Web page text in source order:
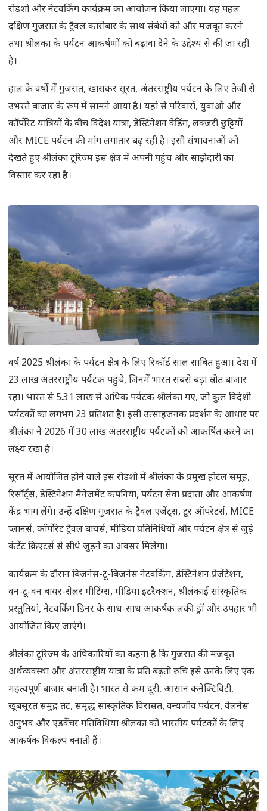
रोडशो और नेटवर्किंग कार्यक्रम का आयोजन किया जाएगा। यह पहल
दक्षिण गुजरात के ट्रैवल कारोबार के साथ संबंधों को और मजबूत करने
तथा श्रीलंका के पर्यटन आकर्षणों को बढ़ावा देने के उद्देश्य से की जा रही
है।
हाल के वर्षों में गुजरात, खासकर सूरत, अंतरराष्ट्रीय पर्यटन के लिए तेजी से
उभरते बाजार के रूप में सामने आया है। यहां से परिवारों, युवाओं और
कॉर्पोरेट यात्रियों के बीच विदेश यात्रा, डेस्टिनेशन वेडिंग, लक्जरी छुट्टियों
और MICE पर्यटन की मांग लगातार बढ़ रही है। इसी संभावनाओं को
देखते हुए श्रीलंका टूरिज्म इस क्षेत्र में अपनी पहुंच और साझेदारी का
विस्तार कर रहा है।
वर्ष 2025 श्रीलंका के पर्यटन क्षेत्र के लिए रिकॉर्ड साल साबित हुआ। देश में
23 लाख अंतरराष्ट्रीय पर्यटक पहुंचे, जिनमें भारत सबसे बड़ा स्रोत बाजार
रहा। भारत से 5.31 लाख से अधिक पर्यटक श्रीलंका गए, जो कुल विदेशी
पर्यटकों का लगभग 23 प्रतिशत है। इसी उत्साहजनक प्रदर्शन के आधार पर
श्रीलंका ने 2026 में 30 लाख अंतरराष्ट्रीय पर्यटकों को आकर्षित करने का
लक्ष्य रखा है।
सूरत में आयोजित होने वाले इस रोडशो में श्रीलंका के प्रमुख होटल समूह,
रिसॉर्ट्स, डेस्टिनेशन मैनेजमेंट कंपनियां, पर्यटन सेवा प्रदाता और आकर्षण
केंद्र भाग लेंगे। उन्हें दक्षिण गुजरात के ट्रैवल एजेंट्स, टूर ऑपरेटर्स, MICE
प्लानर्स, कॉर्पोरेट ट्रैवल बायर्स, मीडिया प्रतिनिधियों और पर्यटन क्षेत्र से जुड़े
कंटेंट क्रिएटर्स से सीधे जुड़ने का अवसर मिलेगा।
कार्यक्रम के दौरान बिजनेस-टू-बिजनेस नेटवर्किंग, डेस्टिनेशन प्रेजेंटेशन,
वन-टू-वन बायर-सेलर मीटिंग्स, मीडिया इंटरैक्शन, श्रीलंकाई सांस्कृतिक
प्रस्तुतियां, नेटवर्किंग डिनर के साथ-साथ आकर्षक लकी ड्रॉ और उपहार भी
आयोजित किए जाएंगे।
श्रीलंका टूरिज्म के अधिकारियों का कहना है कि गुजरात की मजबूत
अर्थव्यवस्था और अंतरराष्ट्रीय यात्रा के प्रति बढ़ती रुचि इसे उनके लिए एक
महत्वपूर्ण बाजार बनाती है। भारत से कम दूरी, आसान कनेक्टिविटी,
खूबसूरत समुद्र तट, समृद्ध सांस्कृतिक विरासत, वन्यजीव पर्यटन, वेलनेस
अनुभव और एडवेंचर गतिविधियां श्रीलंका को भारतीय पर्यटकों के लिए
आकर्षक विकल्प बनाती हैं।